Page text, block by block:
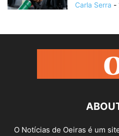
Carla Serra -
O Notícias de Oeiras é um